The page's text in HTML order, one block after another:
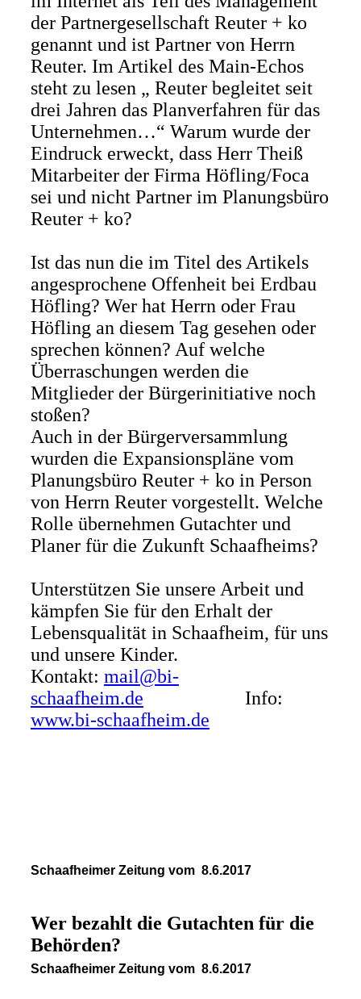
der Partnergesellschaft Reuter + ko
genannt und ist Partner von Herrn
Reuter. Im Artikel des Main-Echos
steht zu lesen „ Reuter begleitet seit
drei Jahren das Planverfahren für das
Unternehmen…“ Warum wurde der
Eindruck erweckt, dass Herr Theiß
Mitarbeiter der Firma Höfling/Foca
sei und nicht Partner im Planungsbüro
Reuter + ko?
Ist das nun die im Titel des Artikels
angesprochene Offenheit bei Erdbau
Höfling? Wer hat Herrn oder Frau
Höfling an diesem Tag gesehen oder
sprechen können? Auf welche
Überraschungen werden die
Mitglieder der Bürgerinitiative noch
stoßen?
Auch in der Bürgerversammlung
wurden die Expansionspläne vom
Planungsbüro Reuter + ko in Person
von Herrn Reuter vorgestellt. Welche
Rolle übernehmen Gutachter und
Planer für die Zukunft Schaafheims?
Unterstützen Sie unsere Arbeit und
kämpfen Sie für den Erhalt der
Lebensqualität in Schaafheim, für uns
und unsere Kinder.
Kontakt: mail@bi-
schaafheim.de Info:
www.bi-schaafheim.de
Schaafheimer Zeitung vom 8.6.2017
Wer bezahlt die Gutachten für die
Behörden?
Schaafheimer Zeitung vom 8.6.2017